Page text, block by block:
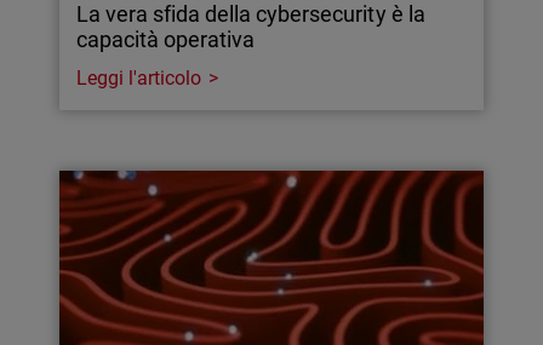
La vera sfida della cybersecurity è la
capacità operativa
Leggi l'articolo